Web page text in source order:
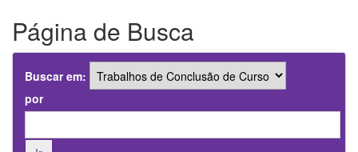
Página de Busca
Buscar em:
por